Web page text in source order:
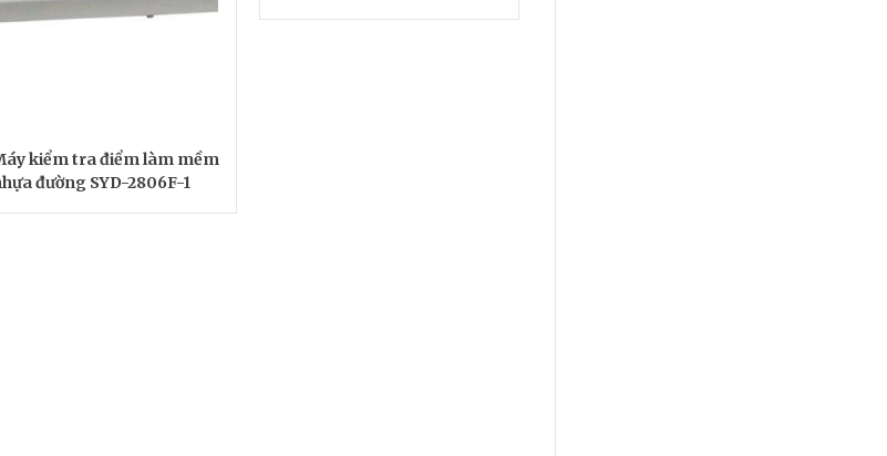
kiểm tra điểm làm mềm
đường SYD-2806F-1